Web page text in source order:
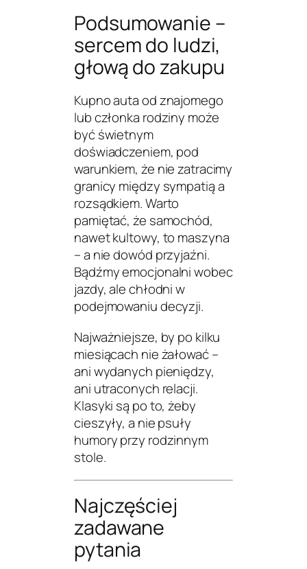
Podsumowanie –
sercem do ludzi,
głową do zakupu
Kupno auta od znajomego
lub członka rodziny może
być świetnym
doświadczeniem, pod
warunkiem, że nie zatracimy
granicy między sympatią a
rozsądkiem. Warto
pamiętać, że samochód,
nawet kultowy, to maszyna
– a nie dowód przyjaźni.
Bądźmy emocjonalni wobec
jazdy, ale chłodni w
podejmowaniu decyzji.
Najważniejsze, by po kilku
miesiącach nie żałować –
ani wydanych pieniędzy,
ani utraconych relacji.
Klasyki są po to, żeby
cieszyły, a nie psuły
humory przy rodzinnym
stole.
Najczęściej
zadawane
pytania